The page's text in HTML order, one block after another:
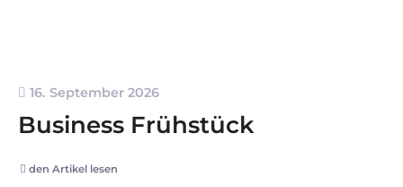
16. September 2026
Business Frühstück
den Artikel lesen